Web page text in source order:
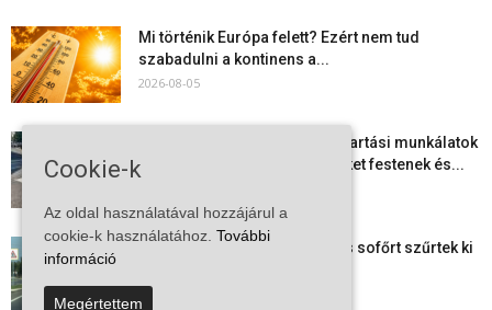
Mi történik Európa felett? Ezért nem tud
szabadulni a kontinens a...
2026-08-05
Folyamatosak a nyári karbantartási munkálatok
Kiskőrösön – útburkolati jeleket festenek és...
Több száz gyorshajtót és ittas sofőrt szűrtek ki
2026-08-04
Cookie-k
Az oldal használatával hozzájárul a
cookie-k használatához. További
információ
Megértettem